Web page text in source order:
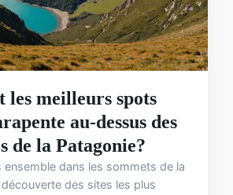
les meilleurs spots
au-dessus des
de la Patagonie?
ensemble dans les sommets de la
des sites les plus